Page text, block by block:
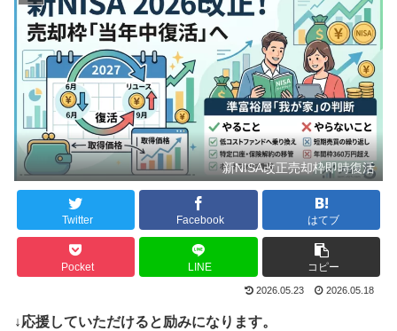
新NISA改正売却枠即時復活
Twitter Facebook はてブ
Pocket LINE コピー
2026.05.23 2026.05.18
↓応援していただけると励みになります。